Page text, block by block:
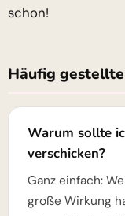
schon!
Häufig
Warum sollte
verschicken?
Ganz einfach:
große Wirkung